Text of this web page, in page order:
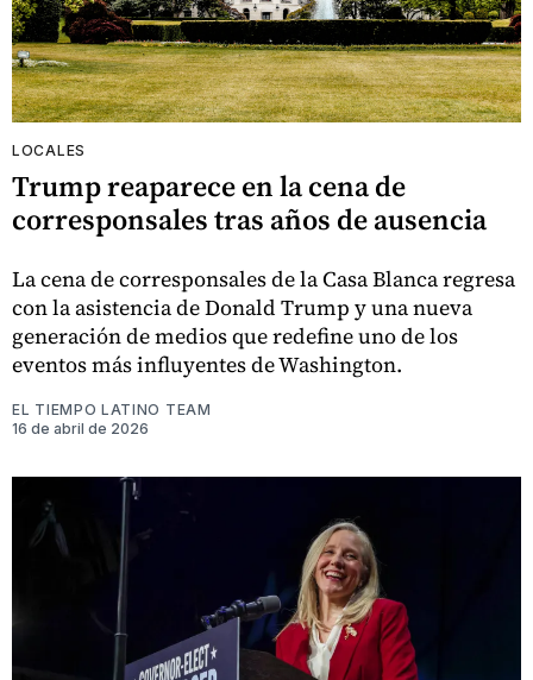
LOCALES
Trump reaparece en la cena de
corresponsales tras años de ausencia
La cena de corresponsales de la Casa Blanca regresa
con la asistencia de Donald Trump y una nueva
generación de medios que redefine uno de los
eventos más influyentes de Washington.
EL TIEMPO LATINO TEAM
16 de abril de 2026